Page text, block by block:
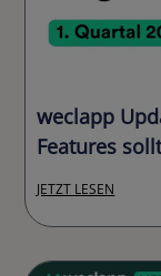
weclapp
Features
JETZT LESEN